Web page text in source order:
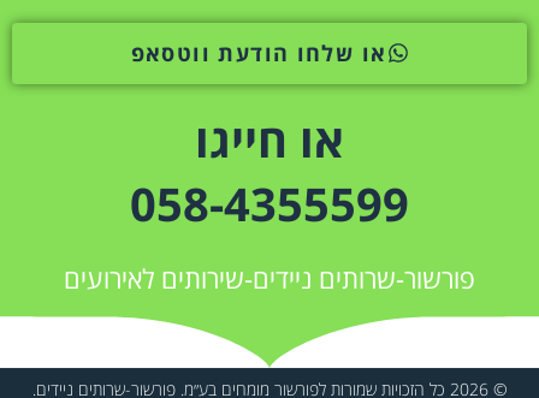
או שלחו הודעת ווטסאפ
או חייגו
058-4355599
פורשור-שרותים ניידים-שירותים לאירועים
© 2026 כל הזכויות שמורות לפורשור מומחים בע״מ. פורשור-שרותים ניידים.